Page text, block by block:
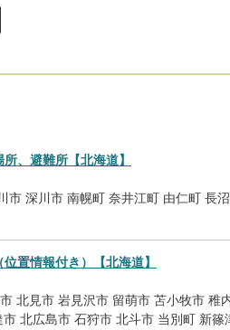
、避難所【北海道】
市 深川市 南幌町 奈井江町 由仁町 長
置情報付き）【北海道】
北見市 岩見沢市 留萌市 苫小牧市 稚
市 北広島市 石狩市 北斗市 当別町 新篠